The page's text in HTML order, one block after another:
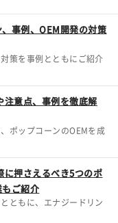
事例、OEM開発の対策
策を事例とともにご紹介
注意点、事例を徹底解
ポップコーンのOEMを成
に押さえるべき5つのポ
ご紹介
ともに、エナジードリン